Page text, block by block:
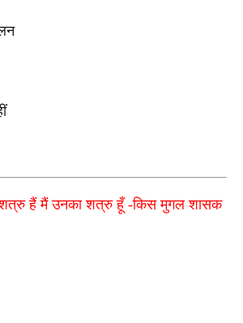
हैं मैं उनका शत्रु हूँ -किस मुगल शासक